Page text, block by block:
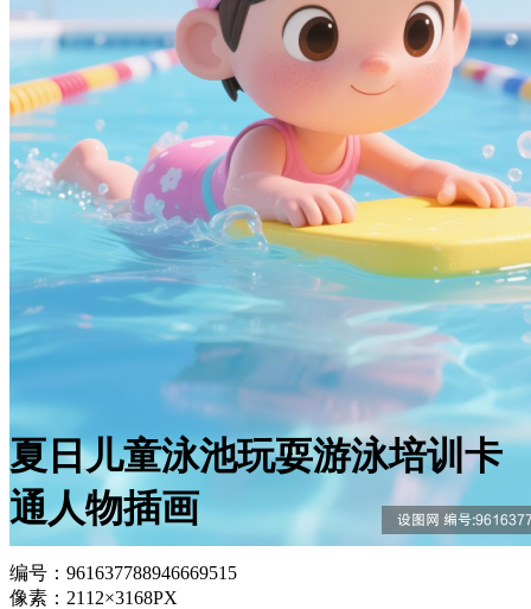
夏日儿童泳池玩耍游泳培训卡
通人物插画
编号：961637788946669515
像素：2112×3168PX